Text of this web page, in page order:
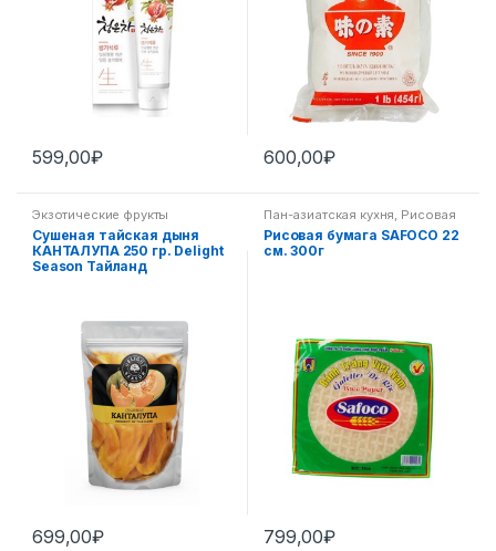
599,00₽ 600,00₽
Экзотические фрукты
Сушеная тайская дыня
КАНТАЛУПА 250 гр. Delight
Season Тайланд
699,00₽
Пан-азиатская кухня, Рисовая
бумага
Рисовая бумага SAFOCO 22
см. 300г
799,00₽